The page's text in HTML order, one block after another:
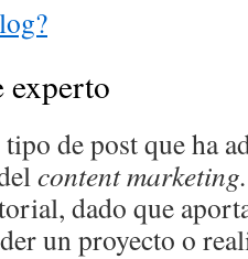
experto
de post que ha
content marketing.
dado que
un proyecto o